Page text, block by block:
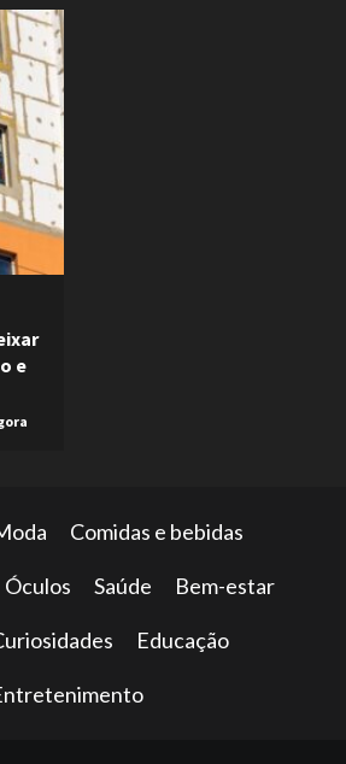
e
Comidas e bebidas
Óculos Saúde Bem-estar
Educação